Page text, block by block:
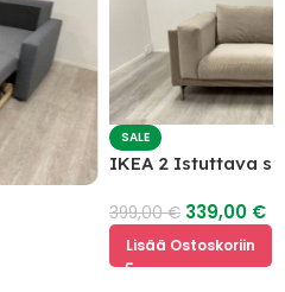
SALE
IKEA 2 Istuttava
399,00€ 339,00 €
Lisää Ostoskoriin